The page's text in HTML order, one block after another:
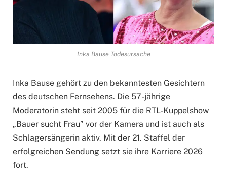
Inka Bause Todesursache
Inka Bause gehört zu den bekanntesten Gesichtern
des deutschen Fernsehens. Die 57-jährige
Moderatorin steht seit 2005 für die RTL-Kuppelshow
„Bauer sucht Frau” vor der Kamera und ist auch als
Schlagersängerin aktiv. Mit der 21. Staffel der
erfolgreichen Sendung setzt sie ihre Karriere 2026
fort.